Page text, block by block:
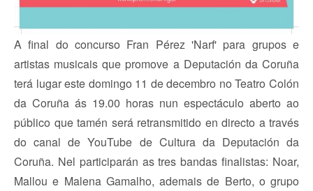
A final do concurso Fran Pérez 'Narf' para grupos e
artistas musicais que promove a Deputación da Coruña
terá lugar este domingo 11 de decembro no Teatro Colón
da Coruña ás 19.00 horas nun espectáculo aberto ao
público que tamén será retransmitido en directo a través
do canal de YouTube de Cultura da Deputación da
Coruña. Nel participarán as tres bandas finalistas: Noar,
Mallou e Malena Gamalho, ademais de Berto, o grupo